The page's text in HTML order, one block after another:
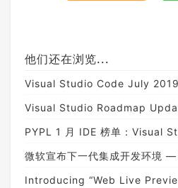
他们还在浏览...
Visual Studio Code July 2019
PYPL 1 月 IDE 榜单：Visual
微软宣布下一代集成开发环境
Introducing “Web Live